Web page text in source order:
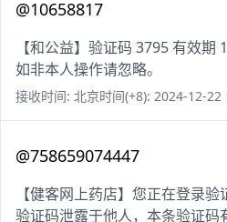
@10658817
【和公益】验证码 3795 有效期
如非本人操作请忽略。
接收时间: 北京时间(+8): 2024-12-22
@758659074447
【健客网上药店】您正在登录
验证码泄露于他人，本条验证码